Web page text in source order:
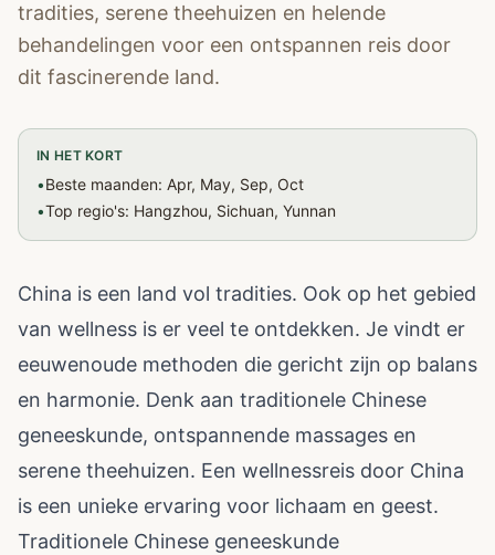
tradities, serene theehuizen en helende
behandelingen voor een ontspannen reis door
dit fascinerende land.
IN HET KORT
•Beste maanden: Apr, May, Sep, Oct
•Top regio's: Hangzhou, Sichuan, Yunnan
China is een land vol tradities. Ook op het gebied
van wellness is er veel te ontdekken. Je vindt er
eeuwenoude methoden die gericht zijn op balans
en harmonie. Denk aan traditionele Chinese
geneeskunde, ontspannende massages en
serene theehuizen. Een wellnessreis door China
is een unieke ervaring voor lichaam en geest.
Traditionele Chinese geneeskunde